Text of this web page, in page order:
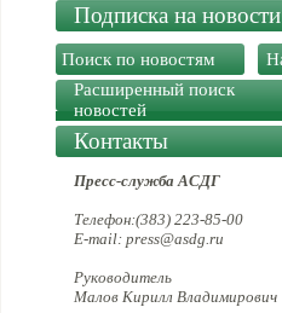
Подписка на новости
Расширенный поиск
новостей
Контакты
Пресс-служба АСДГ
Телефон:(383) 223-85-00
E-mail: press@asdg.ru
Руководитель
Малов Кирилл Владимирович